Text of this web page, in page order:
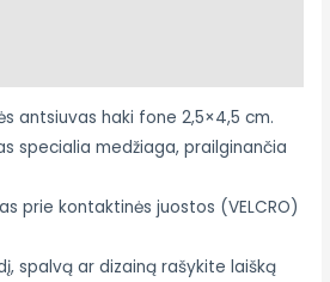
antsiuvas haki fone 2,5×4,5 cm.
specialia medžiaga, prailginančia
prie kontaktinės juostos (VELCRO)
spalvą ar dizainą rašykite laišką